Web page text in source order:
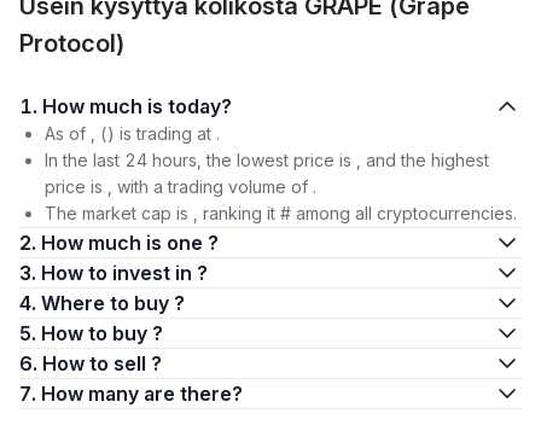
Usein kysyttyä kolikosta GRAPE (Grape
Protocol)
1. How much is today?
As of , () is trading at .
In the last 24 hours, the lowest price is , and the highest
price is , with a trading volume of .
The market cap is , ranking it # among all cryptocurrencies.
2. How much is one ?
3. How to invest in ?
4. Where to buy ?
5. How to buy ?
6. How to sell ?
7. How many are there?